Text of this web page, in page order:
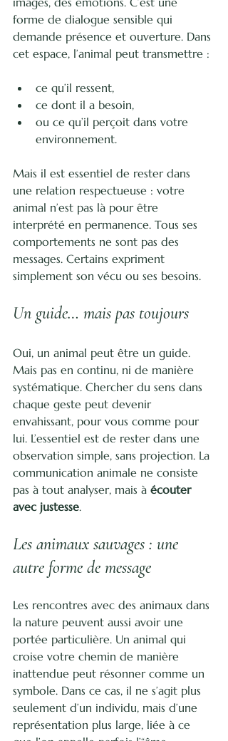
forme de dialogue sensible qui
demande présence et ouverture. Dans
cet espace, l’animal peut transmettre :
ce qu’il ressent,
ce dont il a besoin,
ou ce qu’il perçoit dans votre
environnement.
Mais il est essentiel de rester dans
une relation respectueuse : votre
animal n’est pas là pour être
interprété en permanence. Tous ses
comportements ne sont pas des
messages. Certains expriment
simplement son vécu ou ses besoins.
Un guide… mais pas toujours
Oui, un animal peut être un guide.
Mais pas en continu, ni de manière
systématique. Chercher du sens dans
chaque geste peut devenir
envahissant, pour vous comme pour
lui. L’essentiel est de rester dans une
observation simple, sans projection. La
communication animale ne consiste
pas à tout analyser, mais à écouter
avec justesse.
Les animaux sauvages : une
autre forme de message
Les rencontres avec des animaux dans
la nature peuvent aussi avoir une
portée particulière. Un animal qui
croise votre chemin de manière
inattendue peut résonner comme un
symbole. Dans ce cas, il ne s’agit plus
seulement d’un individu, mais d’une
représentation plus large, liée à ce